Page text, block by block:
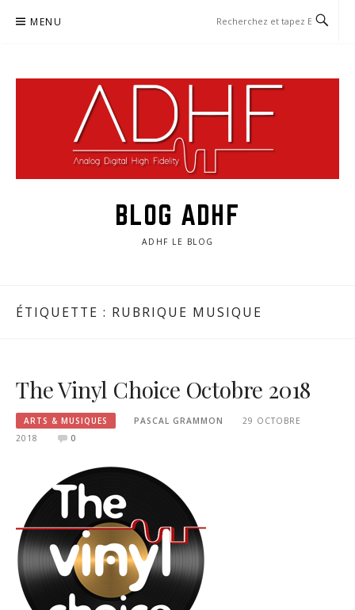
MENU
BLOG ADHF
ADHF LE BLOG
ÉTIQUETTE : RUBRIQUE MUSIQUE
The Vinyl Choice Octobre 2018
ARTS & MUSIQUES PASCAL GRAMMON
29 OCTOBRE
2018
0